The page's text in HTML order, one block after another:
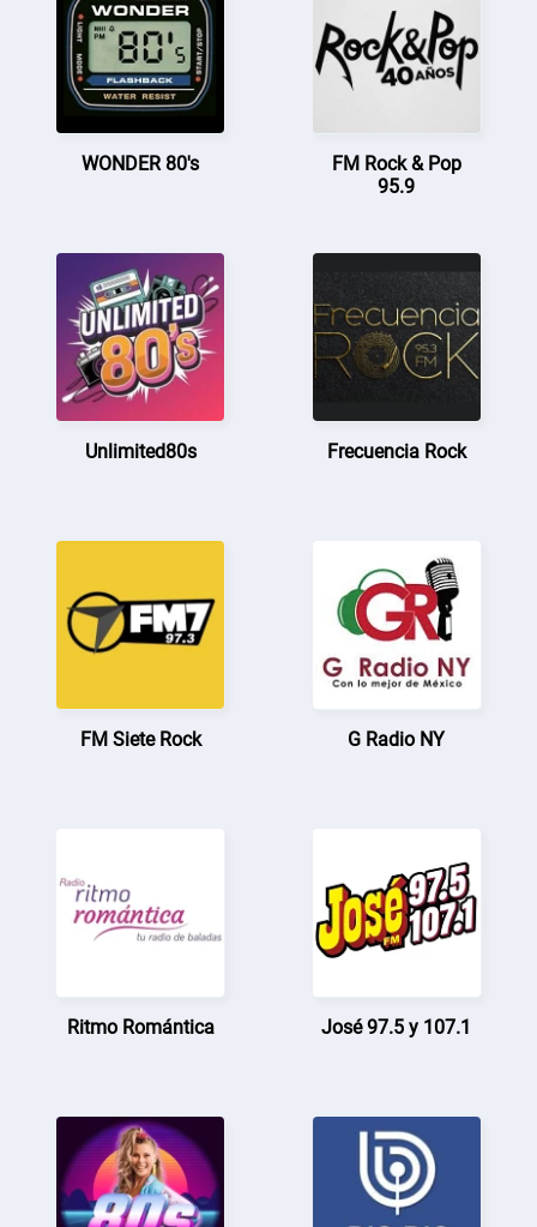
WONDER 80's
FM Rock & Pop
95.9
Unlimited80s Frecuencia Rock
FM Siete Rock G Radio NY
Ritmo Romántica José 97.5 y 107.1